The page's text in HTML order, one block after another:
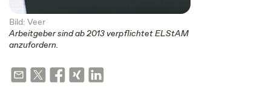
Bild: Veer
Arbeitgeber sind ab 2013 verpflichtet ELStAM
anzufordern.